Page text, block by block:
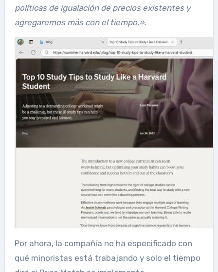
políticas de igualación de precios existentes y
agregaremos más con el tiempo.».
Por ahora, la compañía no ha especificado con
qué minoristas está trabajando y solo el tiempo